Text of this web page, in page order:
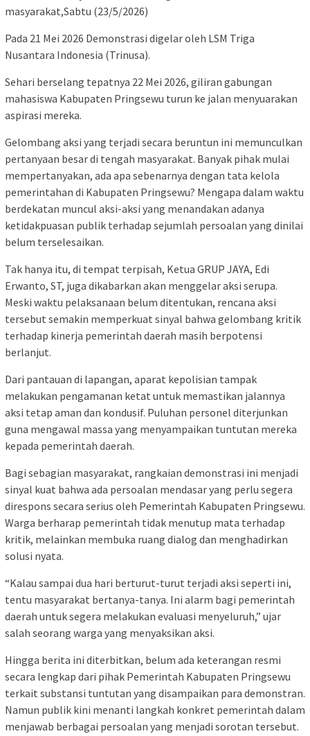
masyarakat,Sabtu (23/5/2026)
Pada 21 Mei 2026 Demonstrasi digelar oleh LSM Triga
Nusantara Indonesia (Trinusa).
Sehari berselang tepatnya 22 Mei 2026, giliran gabungan
mahasiswa Kabupaten Pringsewu turun ke jalan menyuarakan
aspirasi mereka.
Gelombang aksi yang terjadi secara beruntun ini memunculkan
pertanyaan besar di tengah masyarakat. Banyak pihak mulai
mempertanyakan, ada apa sebenarnya dengan tata kelola
pemerintahan di Kabupaten Pringsewu? Mengapa dalam waktu
berdekatan muncul aksi-aksi yang menandakan adanya
ketidakpuasan publik terhadap sejumlah persoalan yang dinilai
belum terselesaikan.
Tak hanya itu, di tempat terpisah, Ketua GRUP JAYA, Edi
Erwanto, ST, juga dikabarkan akan menggelar aksi serupa.
Meski waktu pelaksanaan belum ditentukan, rencana aksi
tersebut semakin memperkuat sinyal bahwa gelombang kritik
terhadap kinerja pemerintah daerah masih berpotensi
berlanjut.
Dari pantauan di lapangan, aparat kepolisian tampak
melakukan pengamanan ketat untuk memastikan jalannya
aksi tetap aman dan kondusif. Puluhan personel diterjunkan
guna mengawal massa yang menyampaikan tuntutan mereka
kepada pemerintah daerah.
Bagi sebagian masyarakat, rangkaian demonstrasi ini menjadi
sinyal kuat bahwa ada persoalan mendasar yang perlu segera
direspons secara serius oleh Pemerintah Kabupaten Pringsewu.
Warga berharap pemerintah tidak menutup mata terhadap
kritik, melainkan membuka ruang dialog dan menghadirkan
solusi nyata.
“Kalau sampai dua hari berturut-turut terjadi aksi seperti ini,
tentu masyarakat bertanya-tanya. Ini alarm bagi pemerintah
daerah untuk segera melakukan evaluasi menyeluruh,” ujar
salah seorang warga yang menyaksikan aksi.
Hingga berita ini diterbitkan, belum ada keterangan resmi
secara lengkap dari pihak Pemerintah Kabupaten Pringsewu
terkait substansi tuntutan yang disampaikan para demonstran.
Namun publik kini menanti langkah konkret pemerintah dalam
menjawab berbagai persoalan yang menjadi sorotan tersebut.